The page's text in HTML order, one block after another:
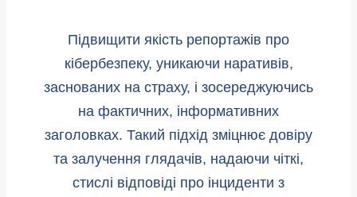
Підвищити якість репортажів про
кібербезпеку, уникаючи наративів,
заснованих на страху, і зосереджуючись
на фактичних, інформативних
заголовках. Такий підхід зміцнює довіру
та залучення глядачів, надаючи чіткі,
стислі відповіді про інциденти з